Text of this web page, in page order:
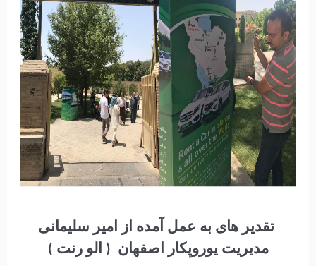
تقدیر های به عمل آمده از امیر سلیمانی
مدیریت یوروپکار اصفهان ( الو رنت )